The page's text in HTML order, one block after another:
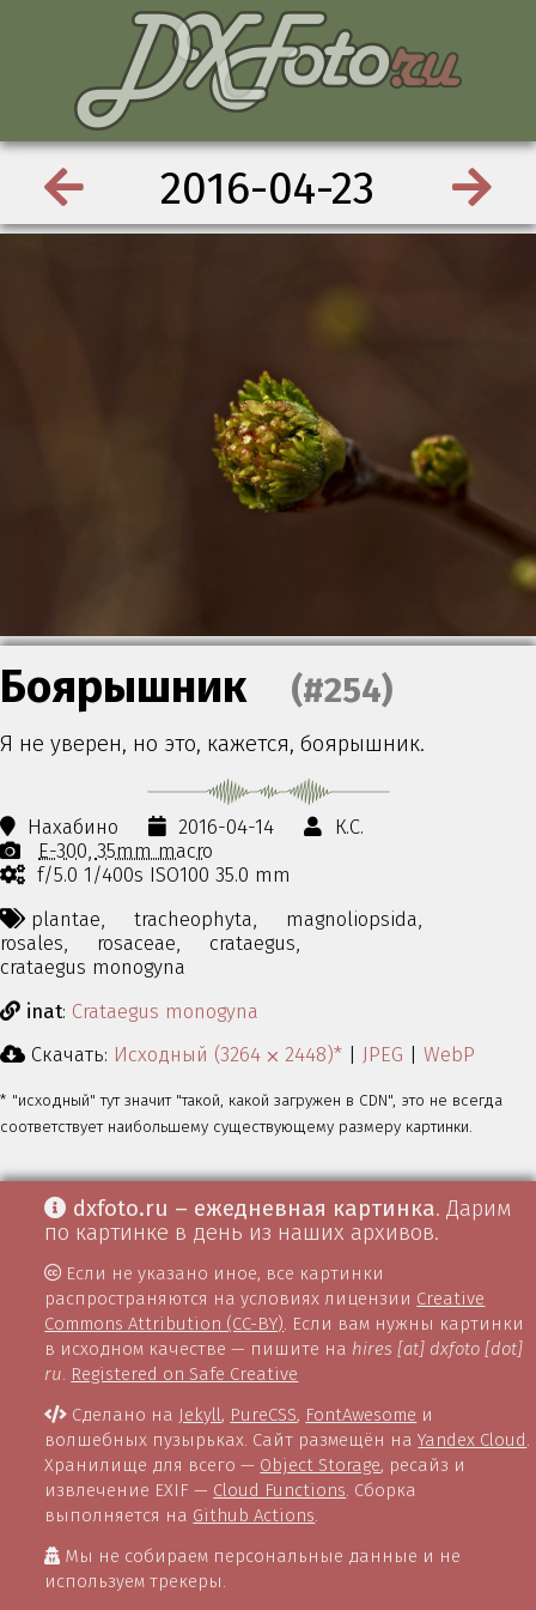
2016-04-23
Боярышник (#254)
Я не уверен, но это, кажется, боярышник.
Нахабино 2016-04-14
К.С.
E-300 35mm macro
f/5.0 1/400s ISO100 35.0 mm
plantae,
tracheophyta,
magnoliopsida,
rosales,
rosaceae,
crataegus,
crataegus monogyna
inat: Crataegus monogyna
Скачать: Исходный (3264 ⨉ 2448)* JPEG WebP
* "исходный" тут значит "такой, какой загружен в CDN", это не всегда
соответствует наибольшему существующему размеру картинки.
dxfoto.ru – ежедневная картинка. Дарим
по картинке в день из наших архивов.
Если не указано иное, все картинки
распространяются на условиях лицензии Creative
Commons Attribution (CC-BY). Если вам нужны картинки
в исходном качестве — пишите на hires [at] dxfoto [dot]
ru. Registered on Safe Creative
Сделано на Jekyll, PureCSS, FontAwesome и
волшебных пузырьках. Сайт размещён наYandex Cloud.
Хранилище для всего — Object Storage, ресайз и
извлечение EXIF — Cloud Functions. Сборка
выполняется на Github Actions.
Мы не собираем персональные данные и не
используем трекеры.